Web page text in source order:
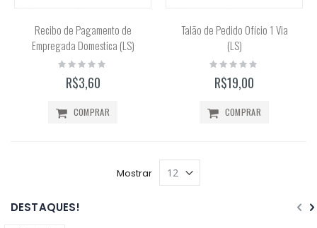
Recibo de Pagamento de
Empregada Domestica (LS)
Rating:
0%
R$3,60
COMPRAR
Talão de Pedido Ofício 1 Via
(LS)
Rating:
0%
R$19,00
COMPRAR
Mostrar
DESTAQUES!